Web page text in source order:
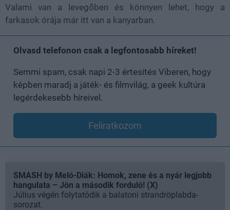
Valami van a levegőben és könnyen lehet, hogy a
farkasok órája már itt van a kanyarban.
Olvasd telefonon csak a legfontosabb híreket!
Semmi spam, csak napi 2-3 értesítés Viberen, hogy
képben maradj a játék- és filmvilág, a geek kultúra
legérdekesebb híreivel.
Feliratkozom
SMASH by Meló-Diák: Homok, zene és a nyár legjobb
hangulata – Jön a második forduló! (X)
Július végén folytatódik a balatoni strandröplabda-
sorozat.